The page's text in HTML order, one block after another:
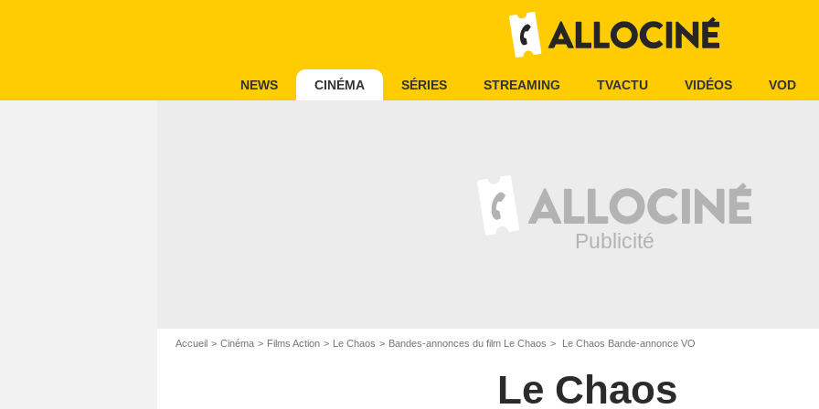
NEWS CINÉMA SÉRIES STREAMING TVACTU VIDÉOS VOD
Accueil Cinéma Films Action Le Chaos Bandes-annonces du film Le Chaos Le Chaos Bande-annonce VO
Le Chaos